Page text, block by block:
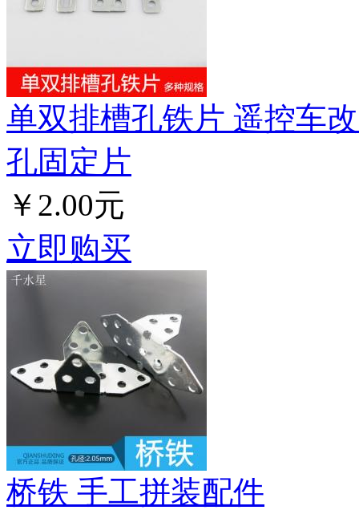
单双排槽孔铁片 遥控车
孔固定片
￥2.00元
立即购买
桥铁 手工拼装配件